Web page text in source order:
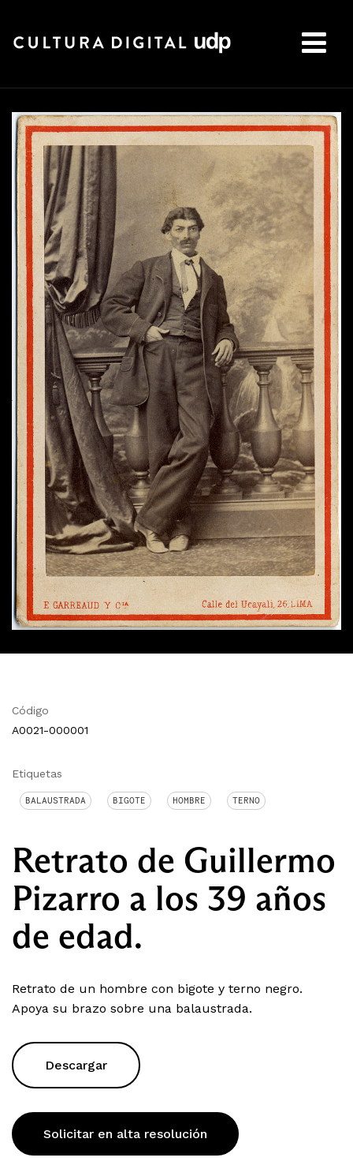
Código
A0021-000001
Etiquetas
BALAUSTRADA BIGOTE HOMBRE TERNO
Retrato de Guillermo
Pizarro a los 39 años
de edad.
Retrato de un hombre con bigote y terno negro.
Apoya su brazo sobre una balaustrada.
Descargar
Solicitar en alta resolución